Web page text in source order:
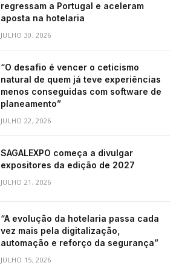
regressam a Portugal e aceleram
aposta na hotelaria
JULHO 30, 2026
“O desafio é vencer o ceticismo
natural de quem já teve experiências
menos conseguidas com software de
planeamento”
JULHO 22, 2026
SAGALEXPO começa a divulgar
expositores da edição de 2027
JULHO 21, 2026
“A evolução da hotelaria passa cada
vez mais pela digitalização,
automação e reforço da segurança”
JULHO 15, 2026